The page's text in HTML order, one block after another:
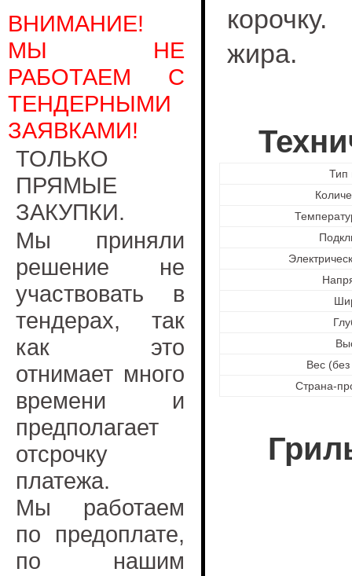
ВНИМАНИЕ!
МЫ НЕ
РАБОТАЕМ С
ТЕНДЕРНЫМИ
ЗАЯВКАМИ!
ТОЛЬКО
ПРЯМЫЕ
ЗАКУПКИ.
Мы приняли
решение не
участвовать в
тендерах, так
как это
отнимает много
времени и
предполагает
отсрочку
платежа.
Мы работаем
по предоплате,
по нашим
жира.
Тип
Вес (без
Страна-